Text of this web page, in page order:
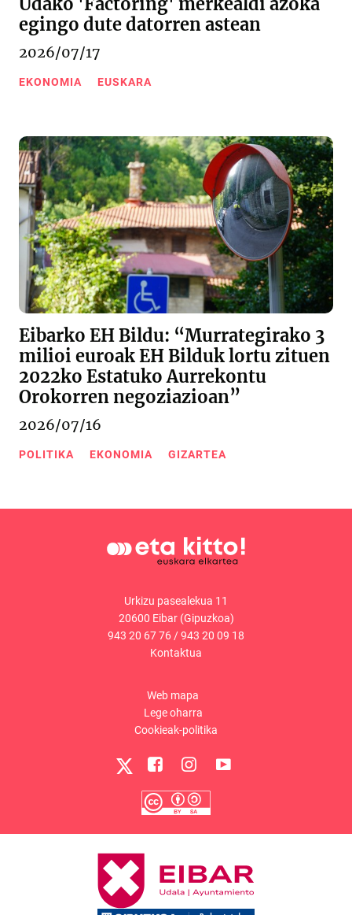
Udako 'Factoring' merkealdi azoka
egingo dute datorren astean
2026/07/17
EKONOMIA EUSKARA
Eibarko EH Bildu: “Murrategirako 3
milioi euroak EH Bilduk lortu zituen
2022ko Estatuko Aurrekontu
Orokorren negoziazioan”
2026/07/16
POLITIKA EKONOMIA GIZARTEA
Urkizu pasealekua 11
20600 Eibar (Gipuzkoa)
943 20 67 76/943 20 09 18
Kontaktua
Web mapa
Lege oharra
Cookieak-politika